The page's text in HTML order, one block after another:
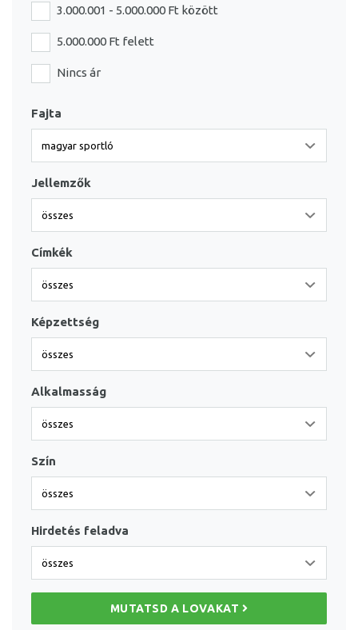
3.000.001 - 5.000.000 Ft között
5.000.000 Ft felett
Nincs ár
Fajta
Jellemzők
Címkék
Képzettség
Alkalmasság
Szín
Hirdetés feladva
MUTATSD A LOVAKAT